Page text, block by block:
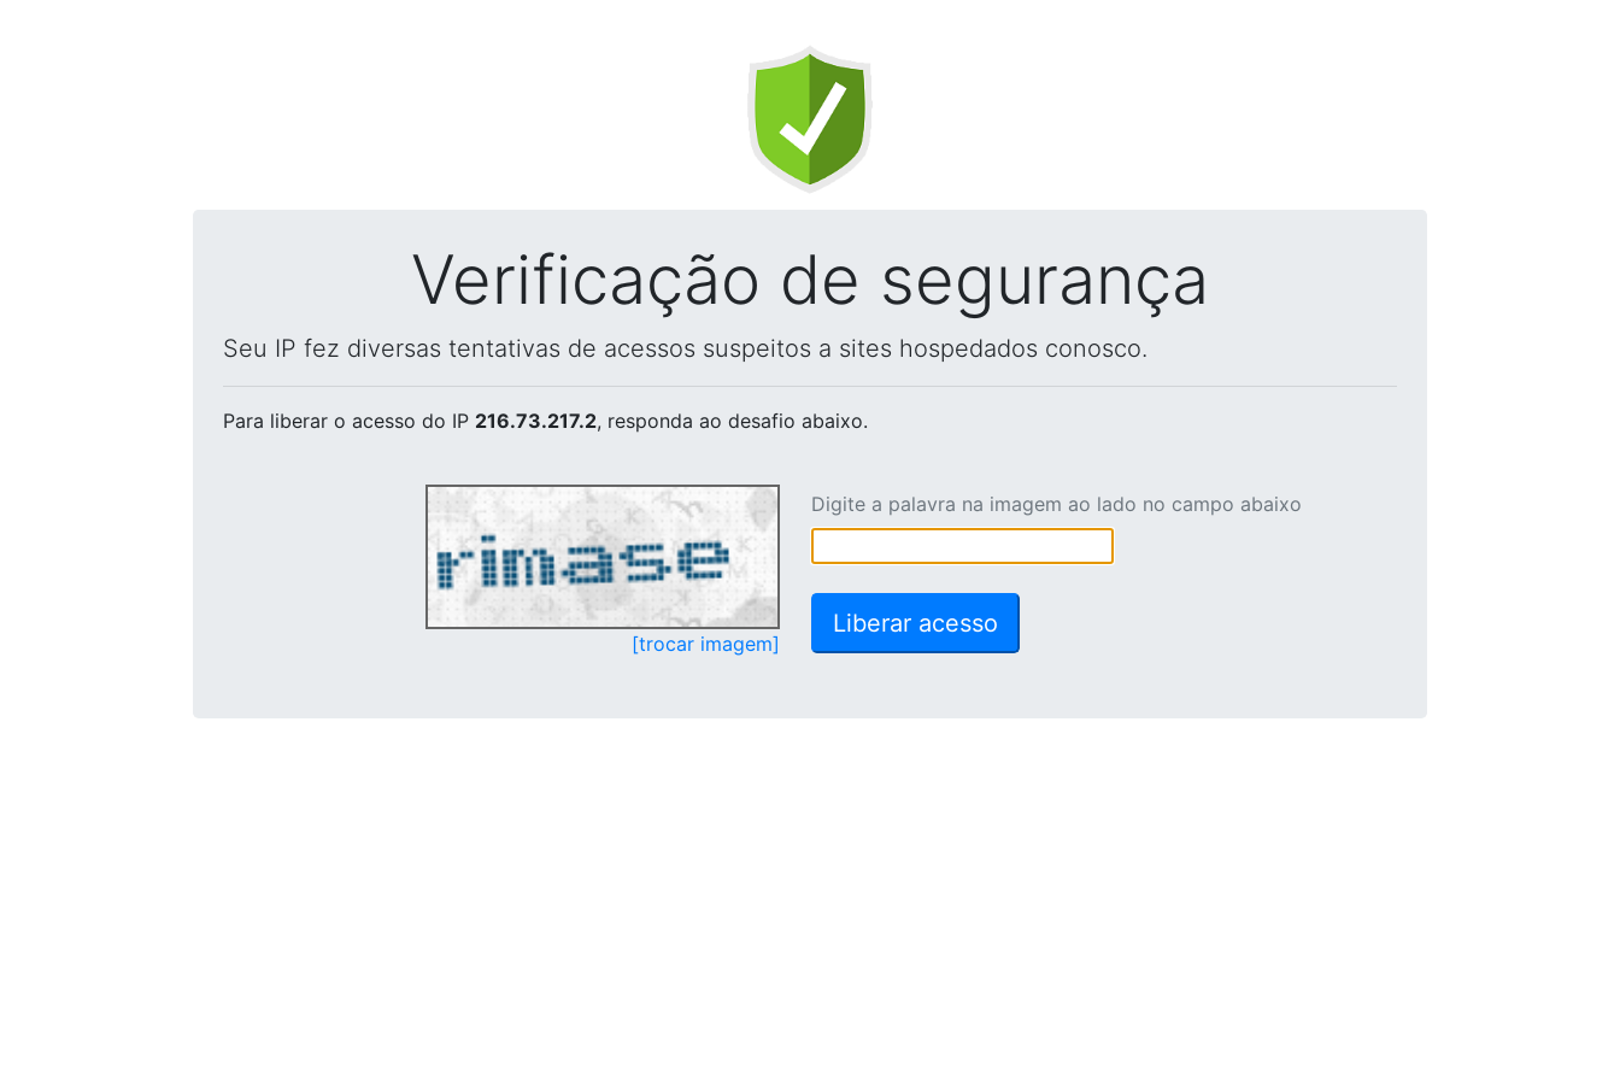
Verificação de segurança
Seu IP fez diversas tentativas de acessos suspeitos a sites hospedados conosco.
Para liberar o acesso do IP 216.73.217.2, responda ao desafio abaixo.
[trocar imagem]
Digite a palavra na imagem ao lado no campo abaixo